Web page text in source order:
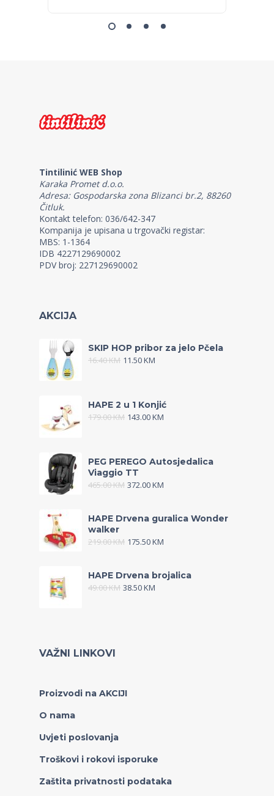
Tintilinić WEB Shop
Karaka Promet d.o.o.
Adresa: Gospodarska zona Blizanci br.2, 88260
Čitluk.
Kontakt telefon: 036/642-347
Kompanija je upisana u trgovački registar:
MBS: 1-1364
IDB 4227129690002
PDV broj: 227129690002
AKCIJA
SKIP HOP pribor za jelo Pčela
16.40KM 11.50KM
HAPE 2 u 1 Konjić
179.00KM 143.00KM
PEG PEREGO Autosjedalica
Viaggio TT
465.00KM 372.00KM
HAPE Drvena guralica Wonder
walker
219.00KM 175.50KM
HAPE Drvena brojalica
49.00KM 38.50KM
VAŽNI LINKOVI
Proizvodi na AKCIJI
O nama
Uvjeti poslovanja
Troškovi i rokovi isporuke
Zaštita privatnosti podataka